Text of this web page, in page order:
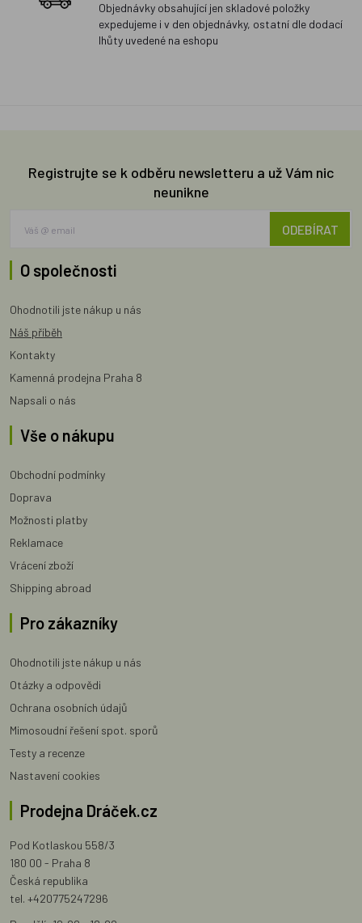
Objednávky obsahující jen skladové položky
expedujeme i v den objednávky, ostatní dle dodací
lhůty uvedené na eshopu
Registrujte se k odběru newsletteru a už Vám nic
neunikne
ODEBÍRAT
O společnosti
Ohodnotili jste nákup u nás
Náš příběh
Kontakty
Kamenná prodejna Praha 8
Napsali o nás
Vše o nákupu
Obchodní podmínky
Doprava
Možnosti platby
Reklamace
Vrácení zboží
Shipping abroad
Pro zákazníky
Ohodnotili jste nákup u nás
Otázky a odpovědi
Ochrana osobních údajů
Mimosoudní řešení spot. sporů
Testy a recenze
Nastavení cookies
Prodejna Dráček.cz
Pod Kotlaskou 558/3
180 00 - Praha 8
Česká republika
tel. +420775247296